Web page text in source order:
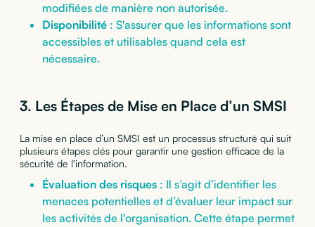
modifiées de manière non autorisée.
Disponibilité: S'assurer que les informations sont
accessibles et utilisables quand cela est
nécessaire.
3. Les Étapes de Mise en Place d’un SMSI
La mise en place d’un SMSI est un processus structuré qui suit
plusieurs étapes clés pour garantir une gestion efficace de la
sécurité de l'information.
Évaluation des risques: Il s’agit d’identifier les
menaces potentielles et d’évaluer leur impact sur
les activités de l'organisation. Cette étape permet